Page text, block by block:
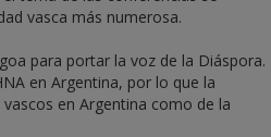
vasca más numerosa.
para portar la voz de la Diáspora.
en Argentina, por lo que la
en Argentina como de la